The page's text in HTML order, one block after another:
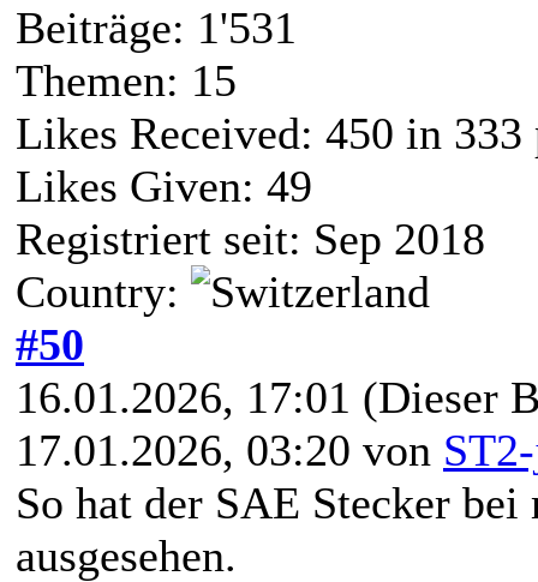
Beiträge: 1'531
Themen: 15
Likes Received: 450 in 333
Likes Given: 49
Registriert seit: Sep 2018
Country:
#50
16.01.2026, 17:01 (Dieser
17.01.2026, 03:20 von
So hat der SAE Stecker
ausgesehen.